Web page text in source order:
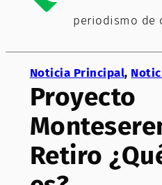
periodismo de
Noticia Principal,
Proyecto
Retiro